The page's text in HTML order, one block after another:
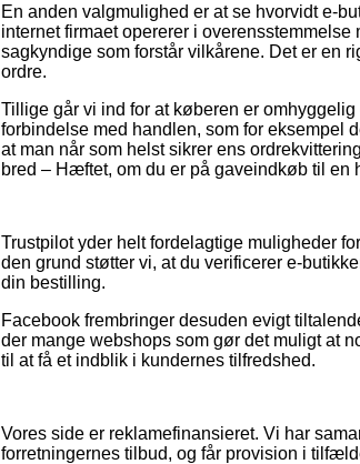
En anden valgmulighed er at se hvorvidt e-
internet firmaet opererer i
sagkyndige som forstår vilkårene. Det er en
ordre.
Tillige går vi ind for at køberen er
forbindelse med handlen, som for eksempel
at man når som helst sikrer ens
bred – Hæftet, om du er på gaveindkøb til en
Trustpilot yder helt fordelagtige muligheder
den grund støtter vi, at du verificerer e-
din bestilling.
Facebook frembringer desuden evigt
der mange webshops som gør det muligt at
til at få et indblik i kundernes tilfredshed.
Vores side er reklamefinansieret. Vi har
forretningernes tilbud, og får provision i